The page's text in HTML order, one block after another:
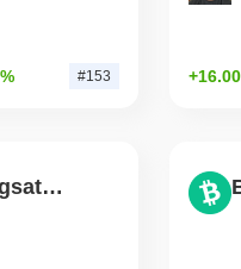
#153
Bangsat 666